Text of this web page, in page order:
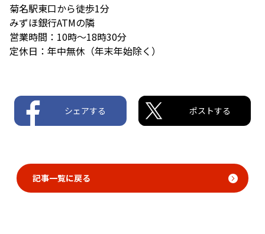
菊名駅東口から徒歩1分
みずほ銀行ATMの隣
営業時間：10時～18時30分
定休日：年中無休（年末年始除く）
シェアする ポストする
記事一覧に戻る